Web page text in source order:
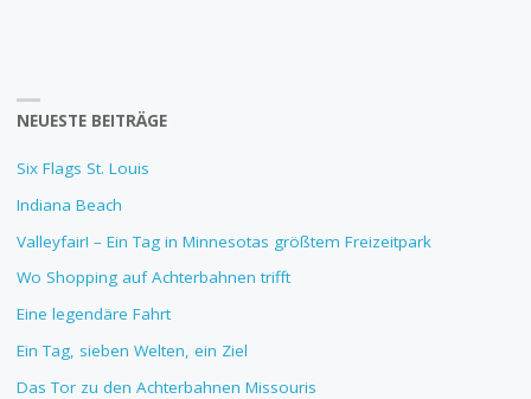
NEUESTE BEITRÄGE
Six Flags St. Louis
Indiana Beach
Valleyfair! – Ein Tag in Minnesotas größtem Freizeitpark
Wo Shopping auf Achterbahnen trifft
Eine legendäre Fahrt
Ein Tag, sieben Welten, ein Ziel
Das Tor zu den Achterbahnen Missouris